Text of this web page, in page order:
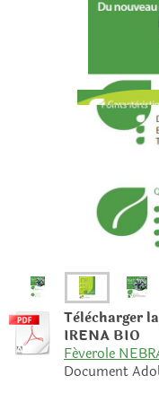
Tèlècharger
IRENA BIO
Féverole
Document